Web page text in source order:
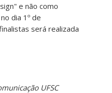
e não como
dia 1º de
será realizada
UFSC